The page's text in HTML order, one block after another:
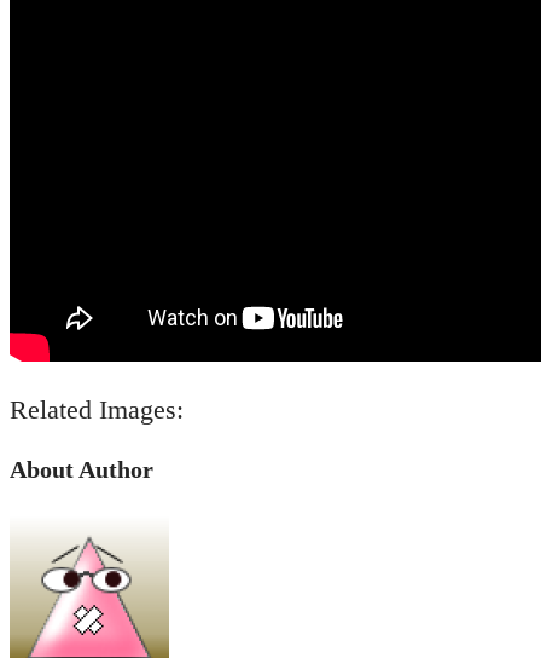
Related Images:
About Author